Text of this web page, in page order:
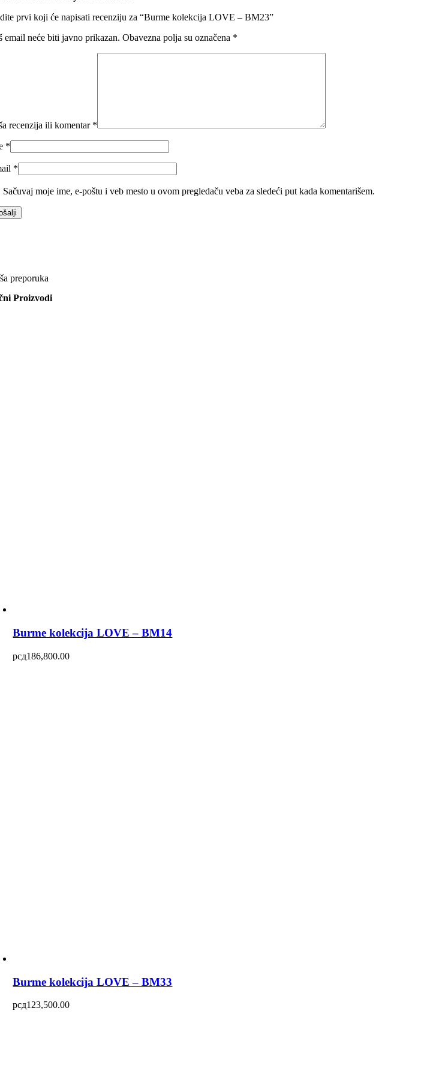
prvi koji će napisati recenziju za “Burme kolekcija LOVE – BM23”
email neće biti javno prikazan. Obavezna polja su označena *
recenzija ili komentar *
*
*
Sačuvaj moje ime, e-poštu i veb mesto u ovom pregledaču veba za sledeći put kada komentarišem.
preporuka
Proizvodi
Burme kolekcija LOVE – BM14
рсд186,800.00
Burme kolekcija LOVE – BM33
рсд123,500.00